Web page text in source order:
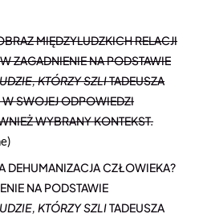
MIĘDZYLUDZKICH RELACJI
ZAGADNIENIE NA PODSTAWIE
KTÓRZY SZLITADEUSZA
SWOJEJ ODPOWIEDZI
WYBRANY KONTEKST.
DEHUMANIZACJA CZŁOWIEKA?
NA PODSTAWIE
KTÓRZY SZLITADEUSZA